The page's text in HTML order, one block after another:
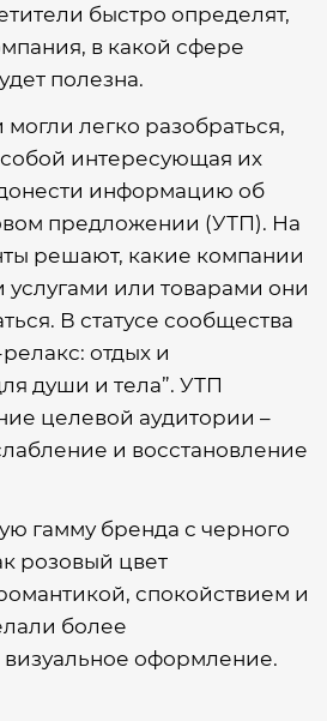
быстро определят,
в какой сфере
полезна.
легко разобраться,
собой интересующая их
информацию об
предложении (УТП). На
решают, какие компании
или товарами они
В статусе сообщества
отдых и
души и тела”. УТП
целевой аудитории –
и восстановление
гамму бренда с черного
розовый цвет
спокойствием и
более
оформление.